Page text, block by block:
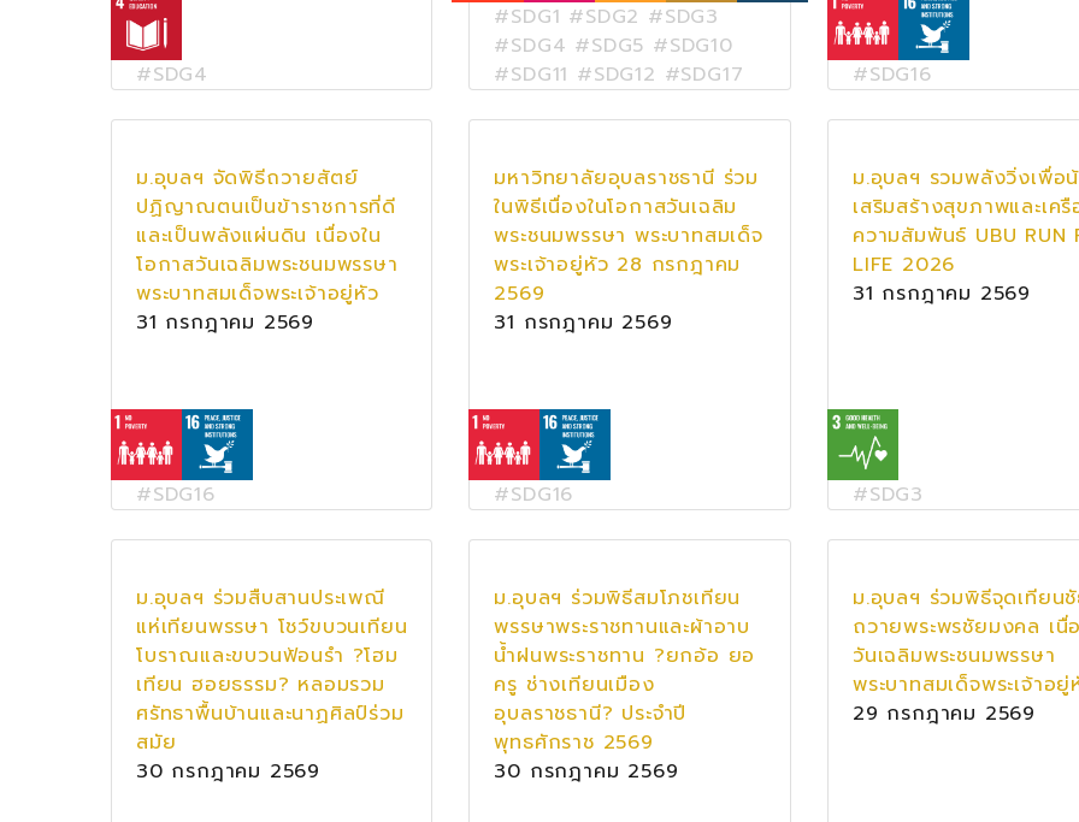
#SDG4
#SDG1 #SDG2 #SDG3
#SDG4 #SDG5 #SDG10
#SDG11 #SDG12 #SDG17
#SDG16
ม.อุบลฯ จัดพิธีถวายสัตย์
ปฏิญาณตนเป็นข้าราชการที่ดี
และเป็นพลังแผ่นดิน เนื่องใน
โอกาสวันเฉลิมพระชนมพรรษา
พระบาทสมเด็จพระเจ้าอยู่หัว
31 กรกฎาคม 2569
#SDG16
มหาวิทยาลัยอุบลราชธานี ร่วม
ในพิธีเนื่องในโอกาสวันเฉลิม
พระชนมพรรษา พระบาทสมเด็จ
พระเจ้าอยู่หัว 28 กรกฎาคม
2569
31 กรกฎาคม 2569
#SDG16
ม.อุบลฯ รวมพลังวิ่งเพื่อ
เสริมสร้างสุขภาพและเค
ความสัมพันธ์ UBU RUN
LIFE 2026
31 กรกฎาคม 2569
#SDG3
ม.อุบลฯ ร่วมสืบสานประเพณี
แห่เทียนพรรษา โชว์ขบวนเทียน
โบราณและขบวนฟ้อนรำ ?โฮม
เทียน ฮอยธรรม? หลอมรวม
ศรัทธาพื้นบ้านและนาฏศิลป์ร่วม
สมัย
30 กรกฎาคม 2569
ม.อุบลฯ ร่วมพิธีสมโภชเทียน
พรรษาพระราชทานและผ้าอาบ
น้ำฝนพระราชทาน ?ยกอ้อ ยอ
ครู ช่างเทียนเมือง
อุบลราชธานี? ประจำปี
พุทธศักราช 2569
30 กรกฎาคม 2569
ม.อุบลฯ ร่วมพิธีจุดเทียน
ถวายพระพรชัยมงคล เนื่
วันเฉลิมพระชนมพรรษา
พระบาทสมเด็จพระเจ้าอยู่
29 กรกฎาคม 2569